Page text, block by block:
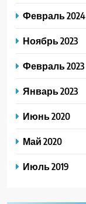
Февраль 2024
Ноябрь 2023
Февраль 2023
Январь 2023
Июнь 2020
Май 2020
Июль 2019